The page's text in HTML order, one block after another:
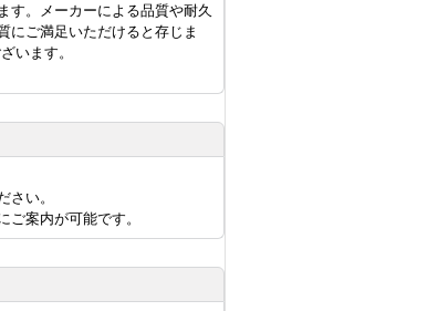
す。メーカーによる品質や耐久
にご満足いただけると存じま
います。
さい。
案内が可能です。